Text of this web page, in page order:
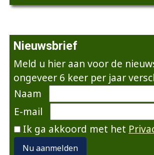
Nieuwsbrief
Meld u hier aan voor de
ongeveer 6 keer per jaar
Naam
E-mail
Ik ga akkoord met het
Nu aanmelden